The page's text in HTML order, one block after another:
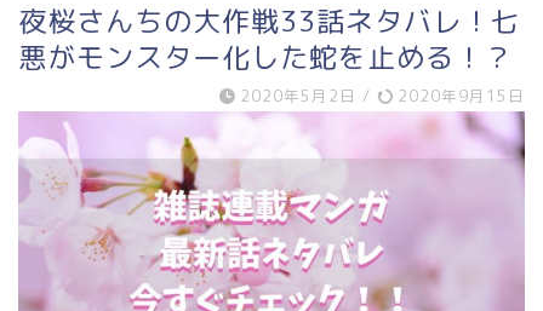
夜桜さんちの大作戦33話ネタバレ！七
悪がモンスター化した蛇を止める！？
2020年5月2日 / 2020年9月15日